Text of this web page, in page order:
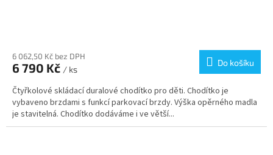
produktu
je
z
5
hvězdiček.
6 062,50 Kč bez DPH
6 790 Kč / ks
Do košíku
Čtyřkolové skládací duralové chodítko pro děti. Chodítko je
vybaveno brzdami s funkcí parkovací brzdy. Výška opěrného madla
je stavitelná. Chodítko dodáváme i ve větší...